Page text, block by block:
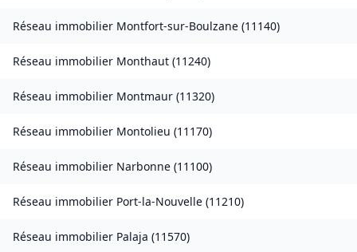
Réseau immobilier Montfort-sur-Boulzane (11140)
Réseau immobilier Monthaut (11240)
Réseau immobilier Montmaur (11320)
Réseau immobilier Montolieu (11170)
Réseau immobilier Narbonne (11100)
Réseau immobilier Port-la-Nouvelle (11210)
Réseau immobilier Palaja (11570)